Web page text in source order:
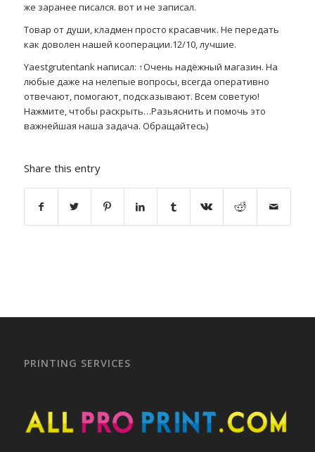
же заранее писался. вот и не записал.
Товар от души, кладмен просто красавчик. Не передать
как доволен нашей кооперации.12/10, лучшие.
Yaestgrutentank написал: ↑Очень надёжный магазин. На
любые даже на нелепые вопросы, всегда оперативно
отвечают, помогают, подсказывают. Всем советую!
Нажмите, чтобы раскрыть…Разьяснить и помочь это
важнейшая наша задача. Обращайтесь)
Share this entry
PRINTING SERVICES